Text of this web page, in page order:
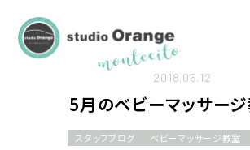
2018.05.12
5月のベビーマッサー
スタッフブログ ベビーマッサージ教室